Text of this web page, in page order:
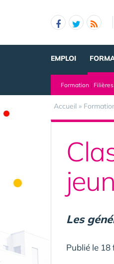
EMPLOI
Formation | Filières
Accueil »
Les
Publié le